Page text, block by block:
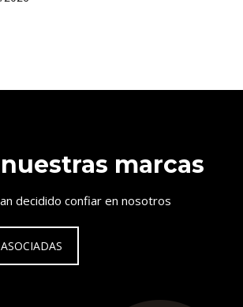
marcas
decidido confiar en nosotros